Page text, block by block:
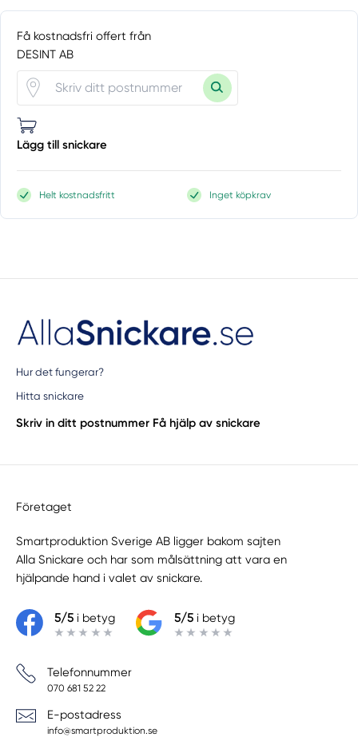
Få kostnadsfri offert från
DESINT AB
Lägg till snickare
Helt kostnadsfritt Inget köpkrav
Hur det fungerar?
Hitta snickare
Skriv in ditt postnummer Få hjälp av snickare
Företaget
Smartproduktion Sverige AB ligger bakom sajten
Alla Snickare och har som målsättning att vara en
hjälpande hand i valet av snickare.
5/5i betyg 5/5i betyg
Telefonnummer
070 681 52 22
E-postadress
info@smartproduktion.se